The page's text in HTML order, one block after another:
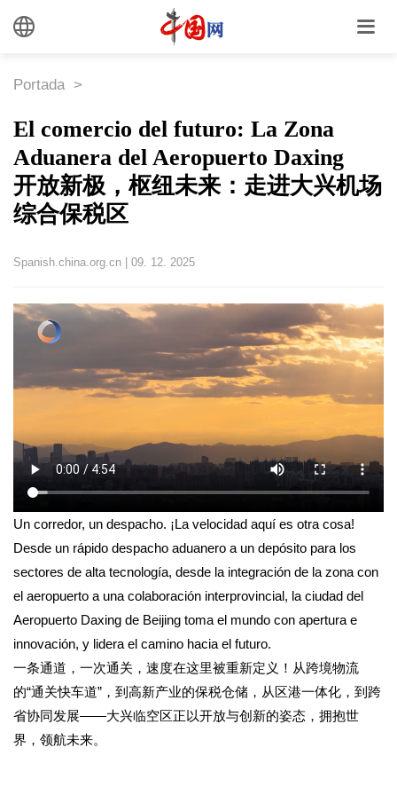
Portada >
El comercio del futuro: La Zona
Aduanera del Aeropuerto Daxing
开放新极，枢纽未来：走进大兴机场
综合保税区
Spanish.china.org.cn 09. 12. 2025
Un corredor, un despacho. ¡La velocidad aquí es otra cosa!
Desde un rápido despacho aduanero a un depósito para los
sectores de alta tecnología, desde la integración de la zona con
el aeropuerto a una colaboración interprovincial, la ciudad del
Aeropuerto Daxing de Beijing toma el mundo con apertura e
innovación, y lidera el camino hacia el futuro.
一条通道，一次通关，速度在这里被重新定义！从跨境物流
的“通关快车道”，到高新产业的保税仓储，从区港一体化，到跨
省协同发展——大兴临空区正以开放与创新的姿态，拥抱世
界，领航未来。